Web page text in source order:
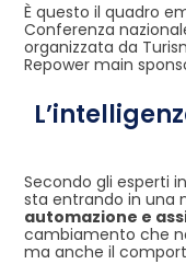
È questo il quadro
Conferenza
organizzata da
Repower main
Secondo gli esperti
sta entrando in una
automazione e
cambiamento che
ma anche il